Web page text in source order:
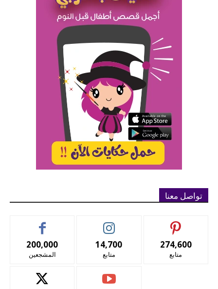
تواصل معنا
200,000
المشجعين
14,700
متابع
274,600
متابع